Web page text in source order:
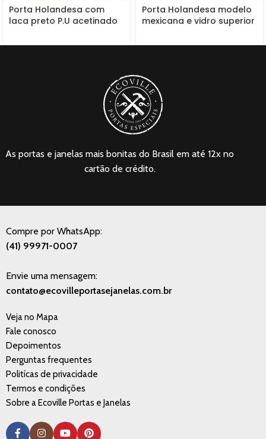
Porta Holandesa com
laca preto P.U acetinado
Porta Holandesa modelo
mexicana e vidro superior
As portas e janelas mais bonitas do Brasil em até 12x no
cartão de crédito.
Compre por WhatsApp:
(41) 99971-0007
Envie uma mensagem:
contato@ecovilleportasejanelas.com.br
Veja no Mapa
Fale conosco
Depoimentos
Perguntas frequentes
Politícas de privacidade
Termos e condições
Sobre a Ecoville Portas e Janelas